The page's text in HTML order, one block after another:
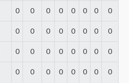
0 0 0 0 0 0 0 0
0 0 0 0 0 0 0 0
0 0 0 0 0 0 0 0
0 0 0 0 0 0 0 0